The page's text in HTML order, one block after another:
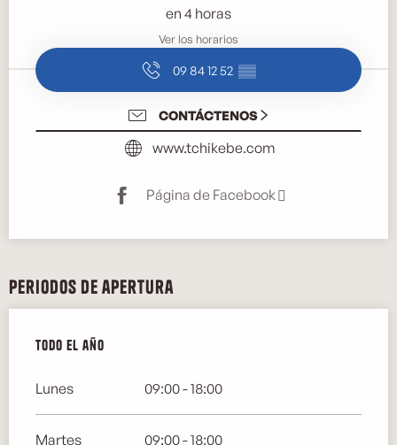
en 4 horas
Ver los horarios
09 84 12 52 ▒▒
CONTÁCTENOS
www.tchikebe.com
Página de Facebook
Periodos de apertura
Todo el año
Todo el año
Lunes 09:00 - 18:00
Martes 09:00 - 18:00